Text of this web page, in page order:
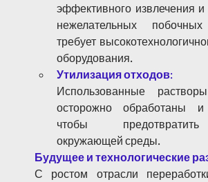
эффективного извлечения
нежелательных
требует
оборудования.
Утилизация отходов:
Использованные
осторожно обработаны и
чтобы
окружающей среды.
Будущее и технологические
С ростом отрасли